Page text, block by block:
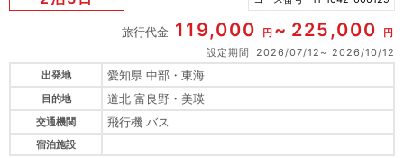
旅行代金 119,000 円 225,000
円
設定期間
2026/07/12
2026/10/12
出発地
愛知県 中部・東海
目的地 道北 富良野・美瑛
交通機関 飛行機 バス
宿泊施設